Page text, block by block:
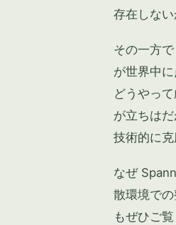
存在しない
その一方
が世界中
どうやっ
が立ちは
技術的に克
なぜ
散環境で
もぜひご覧